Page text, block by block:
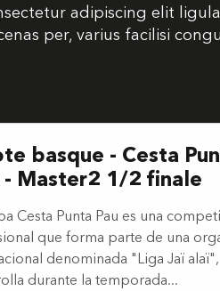
adipiscing elit
per, varius facilisi
basque - Cesta
- Master2 1/2 finale
Cesta Punta Pau es una
que forma parte de una
denominada "Liga Jaï
durante la temporada...